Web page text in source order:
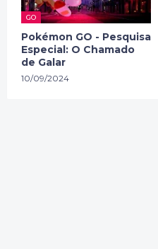
GO
Pokémon GO - Pesquisa
Especial: O Chamado
de Galar
10/09/2024